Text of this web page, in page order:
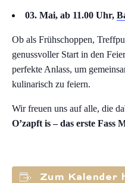
03. Mai, ab 11.00 Uhr,
Ob als Frühschoppen,
genussvoller Start in den
perfekte Anlass, um
kulinarisch zu feiern.
Wir freuen uns auf alle, die
O’zapft is – das erste Fass
Zum Kalender